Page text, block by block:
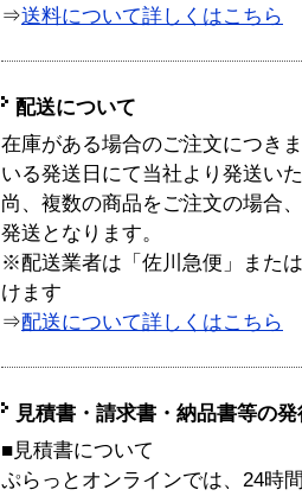
⇒送料について詳しくはこちら
配送について
在庫がある場合のご注文につき
いる発送日にて当社より発送い
尚、複数の商品をご注文の場合
発送となります。
※配送業者は「佐川急便」また
けます
⇒配送について詳しくはこちら
見積書・請求書・納品書等の
■見積書について
ぷらっとオンラインでは、24時